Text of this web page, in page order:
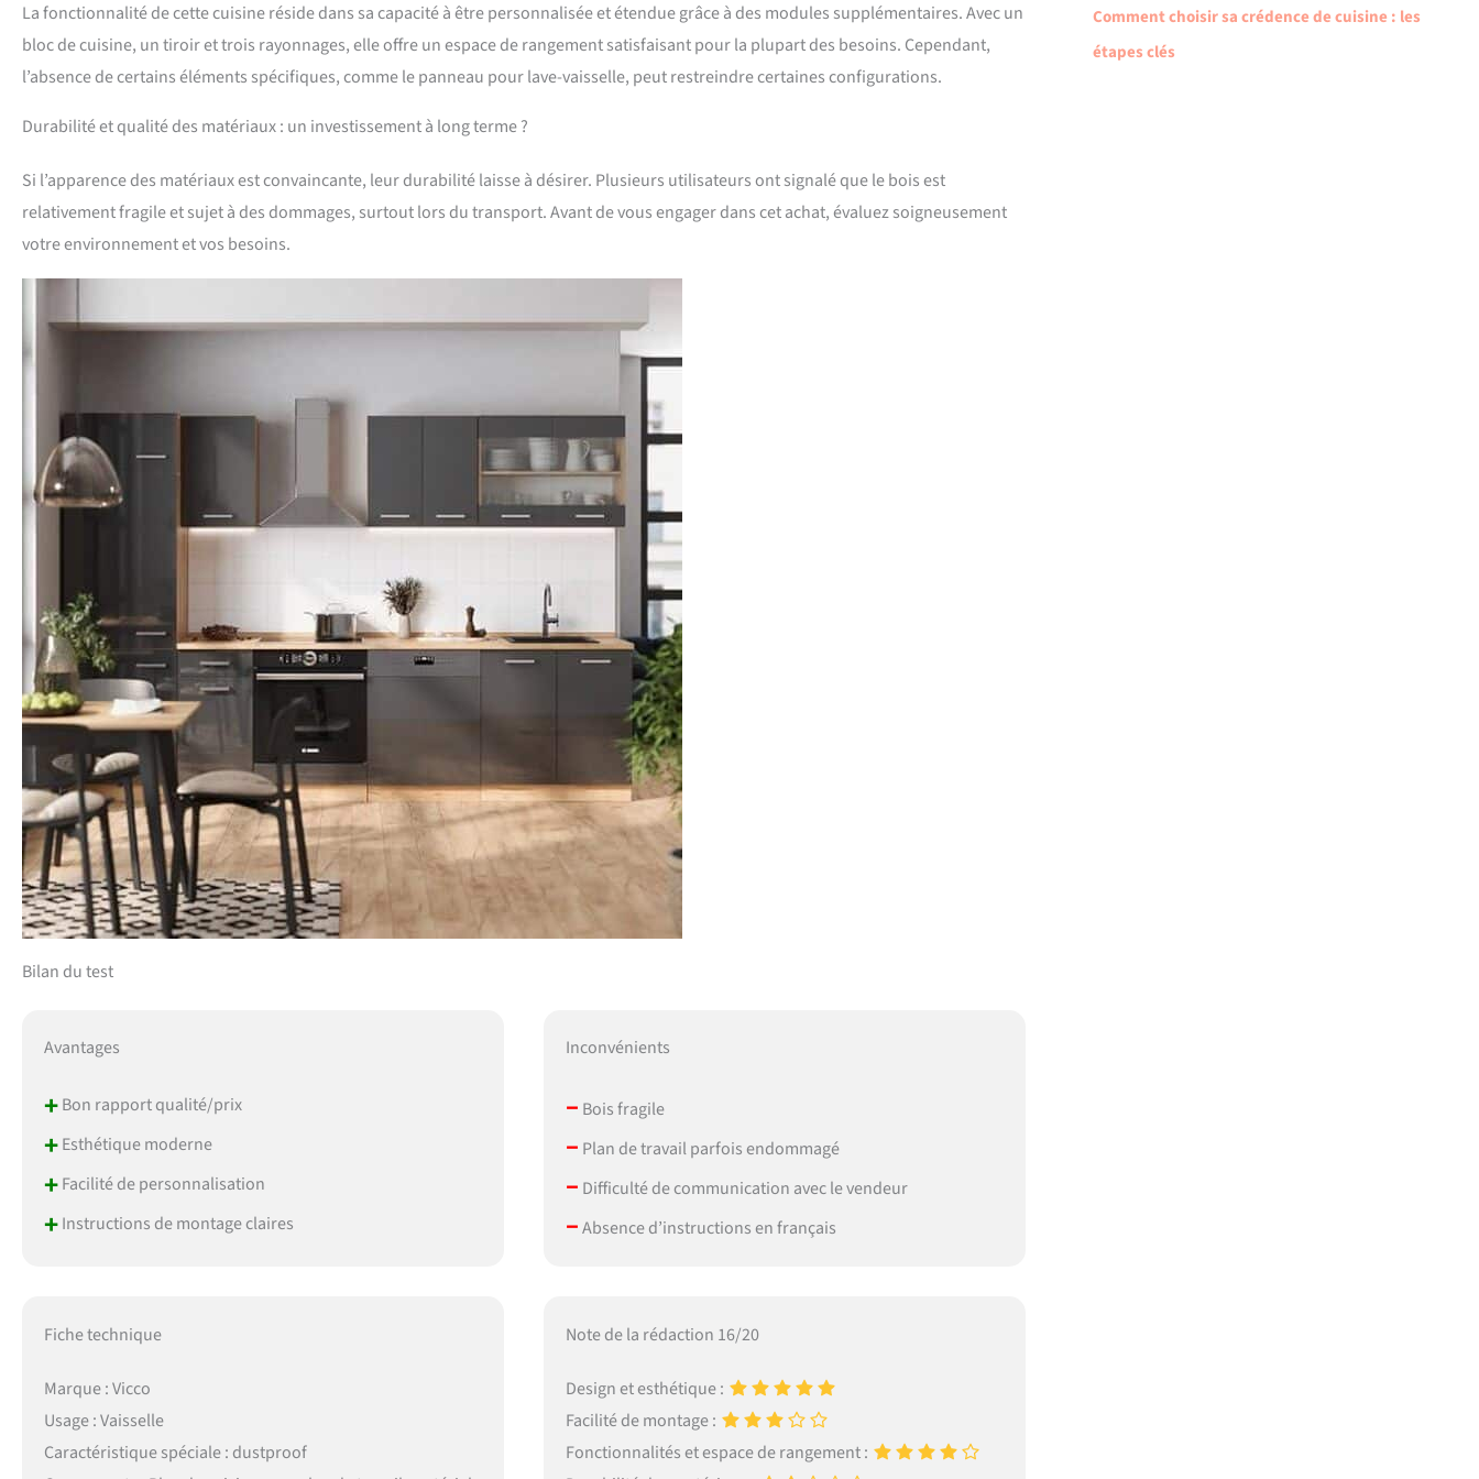
La fonctionnalité de cette cuisine réside dans sa capacité à être personnalisée et étendue grâce à des modules supplémentaires. Avec un
bloc de cuisine, un tiroir et trois rayonnages, elle offre un espace de rangement satisfaisant pour la plupart des besoins. Cependant,
l’absence de certains éléments spécifiques, comme le panneau pour lave-vaisselle, peut restreindre certaines configurations.
Durabilité et qualité des matériaux : un investissement à long terme ?
Si l’apparence des matériaux est convaincante, leur durabilité laisse à désirer. Plusieurs utilisateurs ont signalé que le bois est
relativement fragile et sujet à des dommages, surtout lors du transport. Avant de vous engager dans cet achat, évaluez soigneusement
votre environnement et vos besoins.
Bilan du test
Avantages
+Bon rapport qualité/prix
+Esthétique moderne
+Facilité de personnalisation
+Instructions de montage claires
Inconvénients
– Bois fragile
– Plan de travail parfois endommagé
– Difficulté de communication avec le vendeur
–Absence d’instructions en français
Fiche technique
Marque : Vicco
Usage : Vaisselle
Caractéristique spéciale : dustproof
Note de la rédaction 16/20
Design et esthétique :
Facilité de montage :
Fonctionnalités et espace de rangement :
Comment choisir sa crédence de cuisine : les
étapes clés